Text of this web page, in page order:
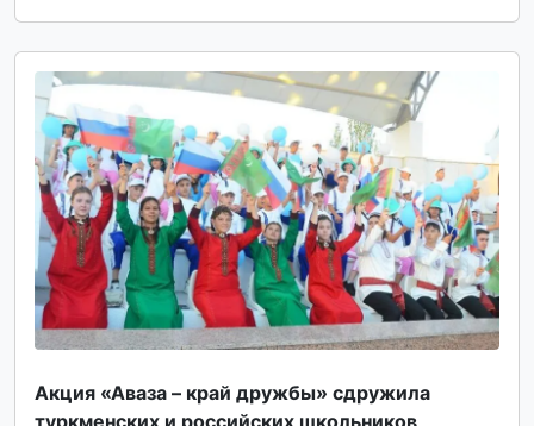
Акция «Аваза – край дружбы» сдружила